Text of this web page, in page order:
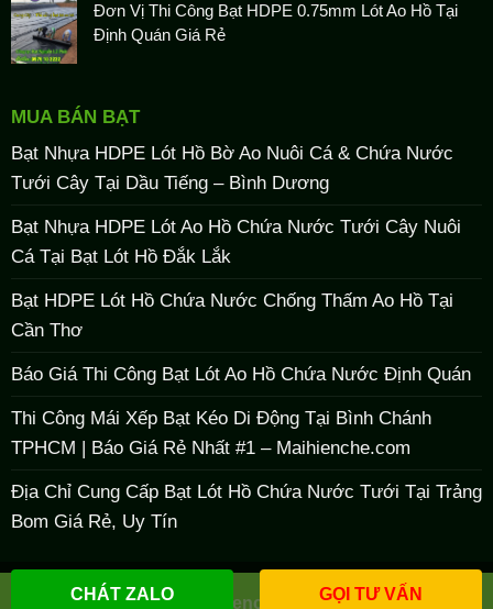
Đơn Vị Thi Công Bạt HDPE 0.75mm Lót Ao Hồ Tại
Định Quán Giá Rẻ
MUA BÁN BẠT
Bạt Nhựa HDPE Lót Hồ Bờ Ao Nuôi Cá & Chứa Nước
Tưới Cây Tại Dầu Tiếng – Bình Dương
Bạt Nhựa HDPE Lót Ao Hồ Chứa Nước Tưới Cây Nuôi
Cá Tại Bạt Lót Hồ Đắk Lắk
Bạt HDPE Lót Hồ Chứa Nước Chống Thấm Ao Hồ Tại
Cần Thơ
Báo Giá Thi Công Bạt Lót Ao Hồ Chứa Nước Định Quán
Thi Công Mái Xếp Bạt Kéo Di Động Tại Bình Chánh
TPHCM | Báo Giá Rẻ Nhất #1 – Maihienche.com
Địa Chỉ Cung Cấp Bạt Lót Hồ Chứa Nước Tưới Tại Trảng
Bom Giá Rẻ, Uy Tín
Copyright 2026 © maihienche Maihienche.com
CHÁT ZALO GỌI TƯ VẤN